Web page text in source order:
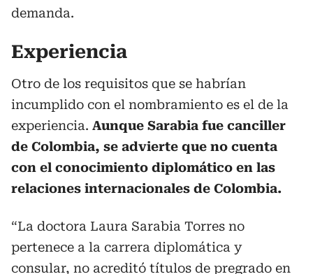
demanda.
Experiencia
Otro de los requisitos que se habrían
incumplido con el nombramiento es el de la
experiencia. Aunque Sarabia fue canciller
de Colombia, se advierte que no cuenta
con el conocimiento diplomático en las
relaciones internacionales de Colombia.
“La doctora Laura Sarabia Torres no
pertenece a la carrera diplomática y
consular, no acreditó títulos de pregrado en